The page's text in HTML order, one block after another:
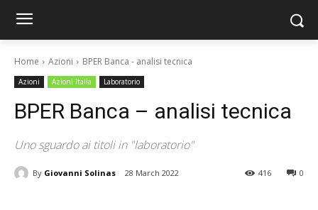
Home Azioni BPER Banca - analisi tecnica
Azioni Azioni Italia Laboratorio
BPER Banca – analisi tecnica
Uno sguardo ai titoli in "laboratorio"
By Giovanni Solinas 28 March 2022 0
416